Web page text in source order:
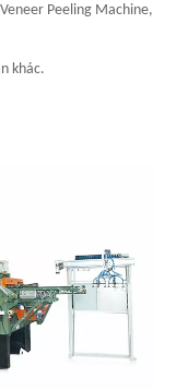
Peeling Machine,
khác.